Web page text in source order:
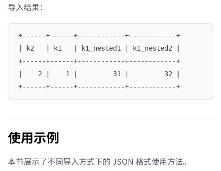
导入结果：
+------+------+------------+------------+
| k2   | k1   | k1_nested1 | k1_nested2 |
+------+------+------------+------------+
|    2 |    1 |         31 |         32 |
+------+------+------------+------------+
使用示例
本节展示了不同导入方式下的 JSON 格式使用方法。